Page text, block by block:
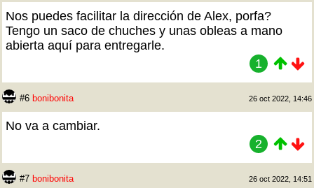
Nos puedes facilitar la dirección de Alex, porfa?
Tengo un saco de chuches y unas obleas a mano
abierta aquí para entregarle.
1
#6 bonibonita 26 oct 2022, 14:46
No va a cambiar.
2
#7 bonibonita 26 oct 2022, 14:51